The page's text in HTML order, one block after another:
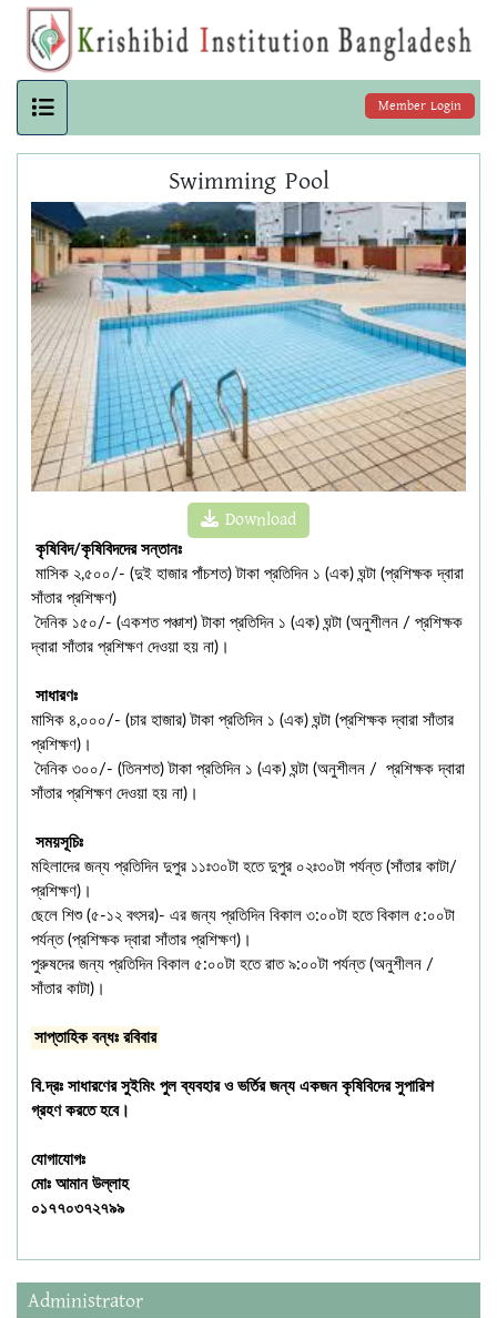
Member Login
Swimming Pool
Download
কৃষিবিদ/কৃষিবিদদের সন্তানঃ
মাসিক ২,৫০০/- (দুই হাজার পাঁচশত) টাকা প্রতিদিন ১ (এক) ঘন্টা (প্রশিক্ষক দ্বারা
সাঁতার প্রশিক্ষণ)
দৈনিক ১৫০/- (একশত পঞ্চাশ) টাকা প্রতিদিন ১ (এক) ঘন্টা (অনুশীলন / প্রশিক্ষক
দ্বারা সাঁতার প্রশিক্ষণ দেওয়া হয় না)।
সাধারণঃ
মাসিক ৪,০০০/- (চার হাজার) টাকা প্রতিদিন ১ (এক) ঘন্টা (প্রশিক্ষক দ্বারা সাঁতার
প্রশিক্ষণ)।
দৈনিক ৩০০/- (তিনশত) টাকা প্রতিদিন ১ (এক) ঘন্টা (অনুশীলন / প্রশিক্ষক দ্বারা
সাঁতার প্রশিক্ষণ দেওয়া হয় না)।
সময়সূচিঃ
মহিলাদের জন্য প্রতিদিন দুপুর ১১ঃ৩০টা হতে দুপুর ০২ঃ৩০টা পর্যন্ত (সাঁতার কাটা/
প্রশিক্ষণ)।
ছেলে শিশু (৫-১২ বৎসর)- এর জন্য প্রতিদিন বিকাল ৩:০০টা হতে বিকাল ৫:০০টা
পর্যন্ত (প্রশিক্ষক দ্বারা সাঁতার প্রশিক্ষণ)।
পুরুষদের জন্য প্রতিদিন বিকাল ৫:০০টা হতে রাত ৯:০০টা পর্যন্ত (অনুশীলন /
সাঁতার কাটা)।
সাপ্তাহিক বন্ধঃ রবিবার
বি.দ্রঃ সাধারণের সুইমিং পুল ব্যবহার ও ভর্তির জন্য একজন কৃষিবিদের সুপারিশ
গ্রহণ করতে হবে।
যোগাযোগঃ
মোঃ আমান উল্লাহ
০১৭৭০৩৭২৭৯৯
Administrator